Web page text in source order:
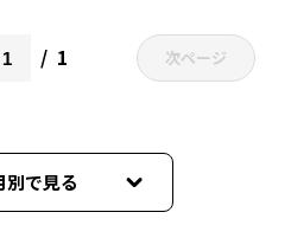
1 次ページ
別で見る